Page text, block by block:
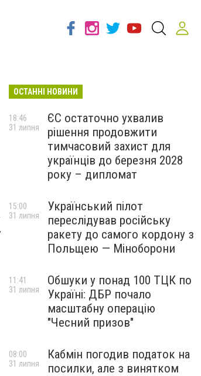
ОСТАННІ НОВИНИ
ЄС остаточно ухвалив
рішення продовжити
тимчасовий захист для
українців до березня 2028
року – дипломат
18:46
31 липня
Український пілот
переслідував російську
ракету до самого кордону з
Польщею — Міноборони
15:00
31 липня
Обшуки у понад 100 ТЦК по
Україні: ДБР почало
масштабну операцію
"Чесний призов"
11:41
31 липня
Кабмін погодив податок на
посилки, але з винятком
08:00
31 липня